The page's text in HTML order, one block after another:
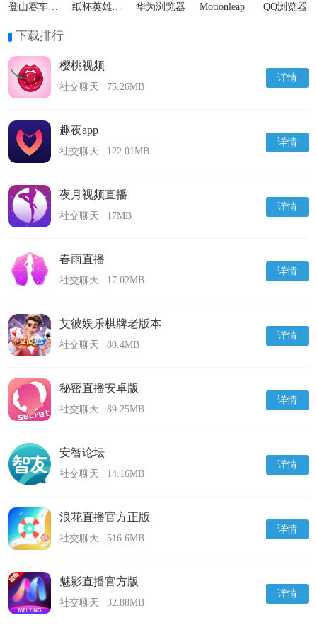
华为浏览器 Motionleap QQ浏览器
下载排行
详情
樱桃视频
社交聊天 | 75.26MB
详情
​趣夜app
社交聊天 | 122.01MB
详情
夜月视频直播
社交聊天 | 17MB
详情
春雨直播
社交聊天 | 17.02MB
详情
艾彼娱乐棋牌老版本
社交聊天 | 80.4MB
详情
秘密直播安卓版
社交聊天 | 89.25MB
详情
安智论坛
社交聊天 | 14.16MB
详情
浪花直播官方正版
社交聊天 | 516.6MB
详情
魅影直播官方版
社交聊天 | 32.88MB